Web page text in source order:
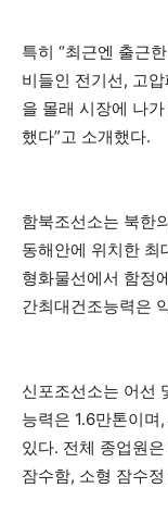
특히 “최근엔 출근
비들인 전기선, 고
을 몰래 시장에 나
했다”고 소개했다.
함북조선소는 북한
동해안에 위치한 최
형화물선에서 함정
간최대건조능력은
신포조선소는 어선
능력은 1.6만톤이
있다. 전체 종업원
잠수함, 소형 잠수